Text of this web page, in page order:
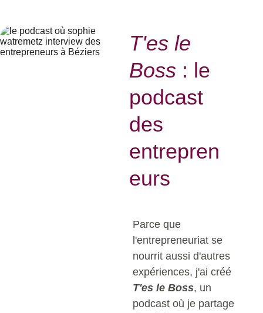
T'es le
Boss : le
podcast
des
entrepren
eurs
Parce que
l'entrepreneuriat se
nourrit aussi d'autres
expériences, j'ai créé
T'es le Boss, un
podcast où je partage